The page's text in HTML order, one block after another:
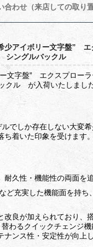
わせ（来店しての取り
少アイボリー文字盤”
シングルバックル
文字盤” エクスプロ
クル が入荷いたしまし
でしか存在しない大変
ち着いた印象を受けます。
久性・機能性の両面を
ど充実した機能面を持
改良が加えられており、
わるクイックチェンジ
ンス性・安定性が向上